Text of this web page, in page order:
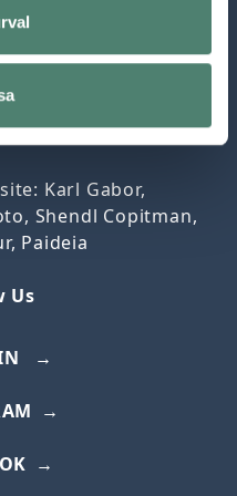
eu.org
Karl Gabor,
Shendl Copitman,
Paideia
Us